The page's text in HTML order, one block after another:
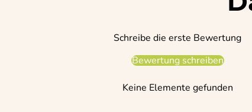
Schreibe die erste Bewertung
Bewertung schreiben
Keine Elemente gefunden